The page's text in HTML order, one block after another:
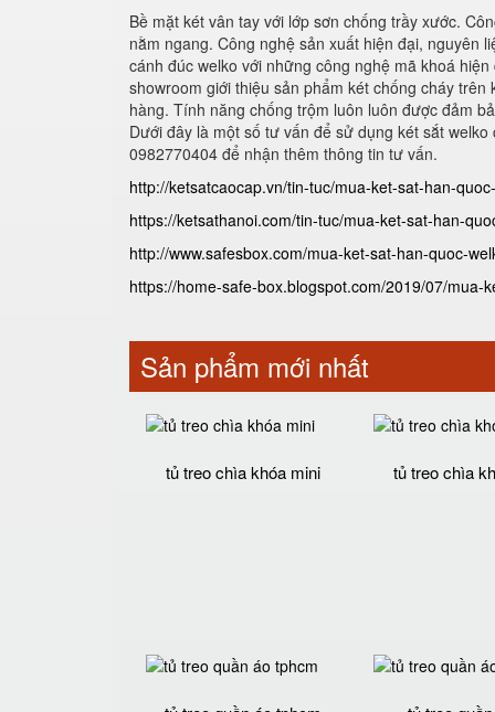
Bề mặt két vân tay với lớp sơn chống trầy xước.
nằm ngang. Công nghệ sản xuất hiện đại, nguyên
cánh đúc welko với những công nghệ mã khoá
showroom giới thiệu sản phẩm két chống cháy
hàng. Tính năng chống trộm luôn luôn được đảm
Dưới đây là một số tư vấn để sử dụng két sắt
0982770404 để nhận thêm thông tin tư vấn.
http://ketsatcaocap.vn/tin-tuc/mua-ket-sat-han-
https://ketsathanoi.com/tin-tuc/mua-ket-sat-han-
http://www.safesbox.com/mua-ket-sat-han-quoc-
https://home-safe-box.blogspot.com/2019/07/
Sản phẩm mới nhất
tủ treo chìa khóa mini
tủ treo chìa